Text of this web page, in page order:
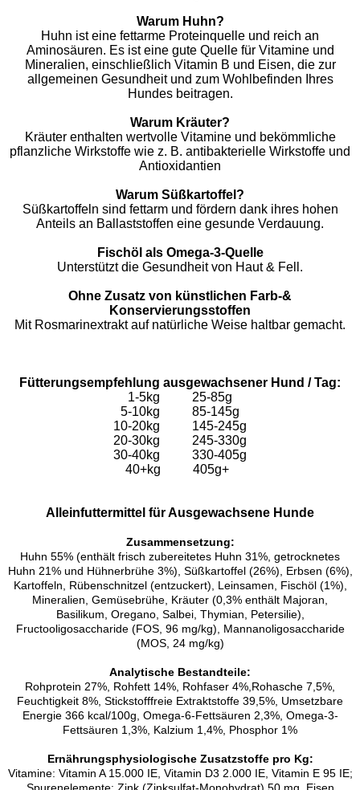
Warum Huhn?
Huhn ist eine fettarme Proteinquelle und reich an
Aminosäuren. Es ist eine gute Quelle für Vitamine und
Mineralien, einschließlich Vitamin B und Eisen, die zur
allgemeinen Gesundheit und zum Wohlbefinden Ihres
Hundes beitragen.
Warum Kräuter?
Kräuter enthalten wertvolle Vitamine und bekömmliche
pflanzliche Wirkstoffe wie z. B. antibakterielle Wirkstoffe und
Antioxidantien
Warum Süßkartoffel?
Süßkartoffeln sind fettarm und fördern dank ihres hohen
Anteils an Ballaststoffen eine gesunde Verdauung.
Fischöl als Omega-3-Quelle
Unterstützt die Gesundheit von Haut & Fell.
Ohne Zusatz von künstlichen Farb-&
Konservierungsstoffen
Mit Rosmarinextrakt auf natürliche Weise haltbar gemacht.
Fütterungsempfehlung ausgewachsener Hund / Tag:
1-5kg 25-85g
5-10kg 85-145g
10-20kg 145-245g
20-30kg 245-330g
30-40kg 330-405g
40+kg 405g+
Alleinfuttermittel für Ausgewachsene Hunde
Zusammensetzung:
Huhn 55% (enthält frisch zubereitetes Huhn 31%, getrocknetes
Huhn 21% und Hühnerbrühe 3%), Süßkartoffel (26%), Erbsen (6%),
Kartoffeln, Rübenschnitzel (entzuckert), Leinsamen, Fischöl (1%),
Mineralien, Gemüsebrühe, Kräuter (0,3% enthält Majoran,
Basilikum, Oregano, Salbei, Thymian, Petersilie),
Fructooligosaccharide (FOS, 96 mg/kg), Mannanoligosaccharide
(MOS, 24 mg/kg)
Analytische Bestandteile:
Rohprotein 27%, Rohfett 14%, Rohfaser 4%,Rohasche 7,5%,
Feuchtigkeit 8%, Stickstofffreie Extraktstoffe 39,5%, Umsetzbare
Energie 366 kcal/100g, Omega-6-Fettsäuren 2,3%, Omega-3-
Fettsäuren 1,3%, Kalzium 1,4%, Phosphor 1%
Ernährungsphysiologische Zusatzstoffe pro Kg:
Vitamine: Vitamin A 15.000 IE, Vitamin D3 2.000 IE, Vitamin E 95 IE;
Spurenelemente: Zink (Zinksulfat-Monohydrat) 50 mg, Eisen